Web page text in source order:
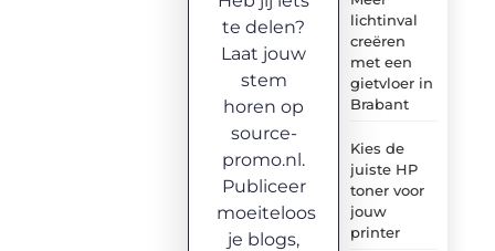
lichtinval
creëren
met een
gietvloer in
Brabant
Kies de
juiste HP
toner voor
jouw
printer
te delen?
Laat jouw
stem
horen op
source-
promo.nl.
Publiceer
moeiteloos
je blogs,